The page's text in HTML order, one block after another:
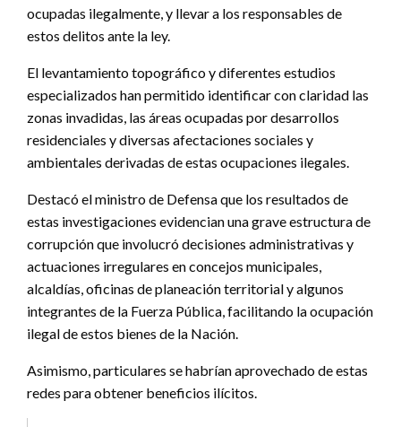
ocupadas ilegalmente, y llevar a los responsables de
estos delitos ante la ley.
El levantamiento topográfico y diferentes estudios
especializados han permitido identificar con claridad las
zonas invadidas, las áreas ocupadas por desarrollos
residenciales y diversas afectaciones sociales y
ambientales derivadas de estas ocupaciones ilegales.
Destacó el ministro de Defensa que los resultados de
estas investigaciones evidencian una grave estructura de
corrupción que involucró decisiones administrativas y
actuaciones irregulares en concejos municipales,
alcaldías, oficinas de planeación territorial y algunos
integrantes de la Fuerza Pública, facilitando la ocupación
ilegal de estos bienes de la Nación.
Asimismo, particulares se habrían aprovechado de estas
redes para obtener beneficios ilícitos.